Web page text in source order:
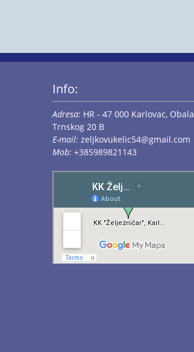
Info:
Adresa: HR - 47 000 Karlovac, Obala
Trnskog 20 B
E-mail: zeljkovukelic54@gmail.com
Mob: +385989821143